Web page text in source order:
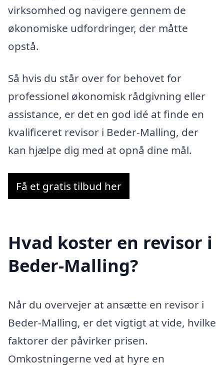
virksomhed og navigere gennem de
økonomiske udfordringer, der måtte
opstå.
Så hvis du står over for behovet for
professionel økonomisk rådgivning eller
assistance, er det en god idé at finde en
kvalificeret revisor i Beder-Malling, der
kan hjælpe dig med at opnå dine mål.
Få et gratis tilbud her
Hvad koster en revisor i
Beder-Malling?
Når du overvejer at ansætte en revisor i
Beder-Malling, er det vigtigt at vide, hvilke
faktorer der påvirker prisen.
Omkostningerne ved at hyre en